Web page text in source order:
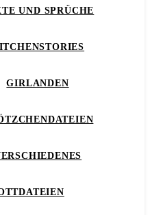
UND SPRÜCHE
GIRLANDEN